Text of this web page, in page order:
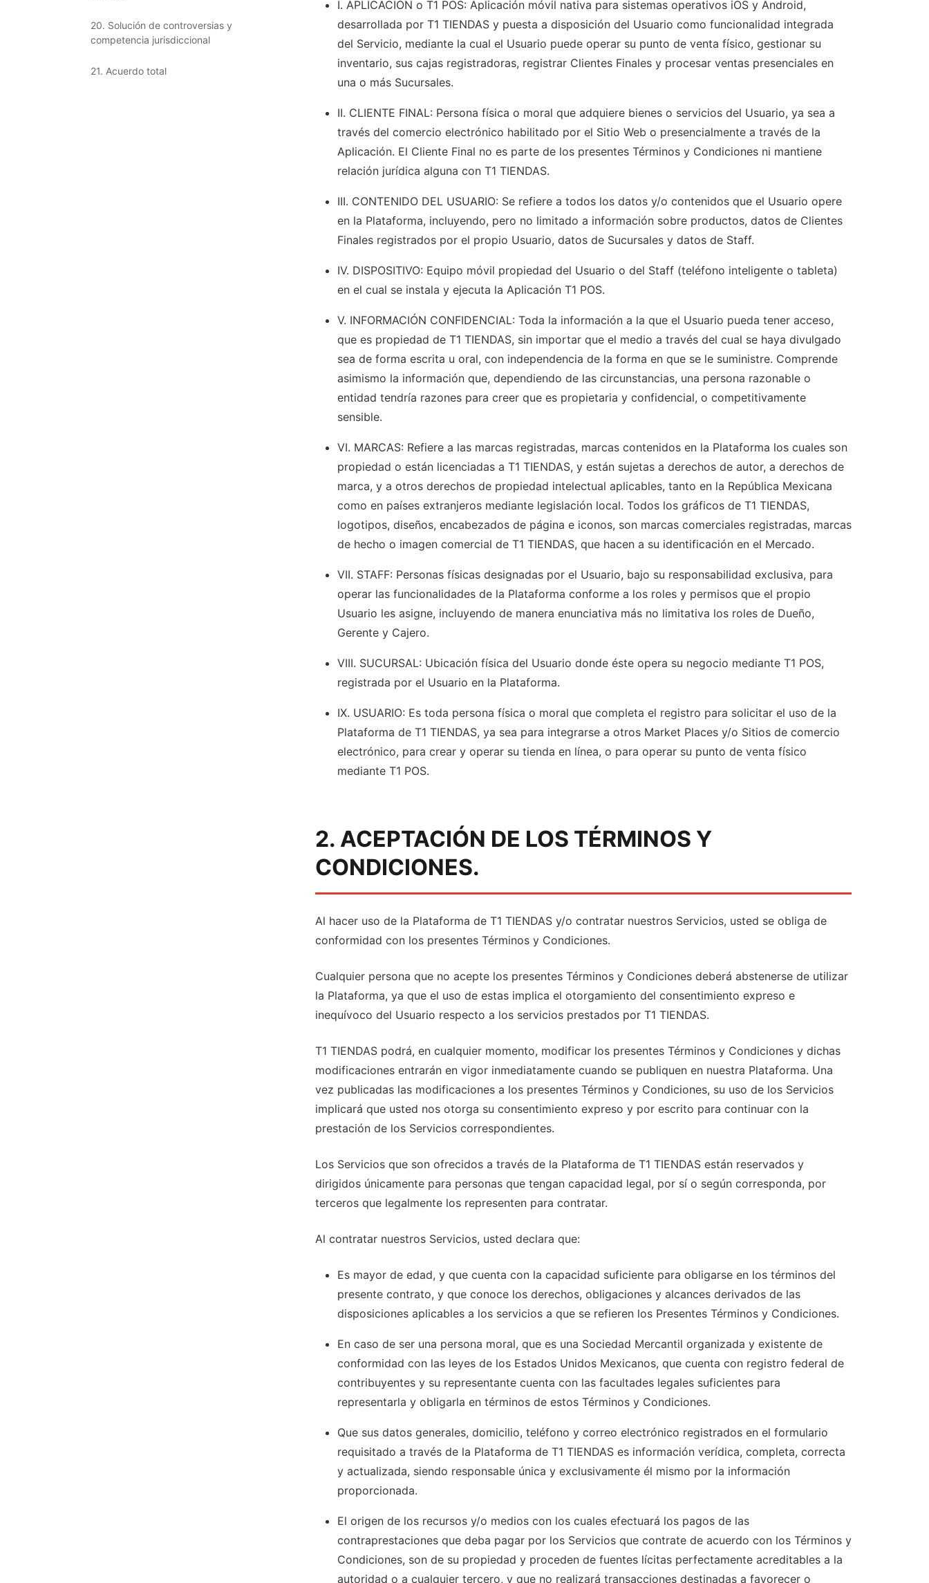
20. Solución de controversias y
competencia jurisdiccional
21. Acuerdo total
I. APLICACIÓN o T1 POS: Aplicación móvil nativa para sistemas operativos iOS y Android,
desarrollada por T1 TIENDAS y puesta a disposición del Usuario como funcionalidad integrada
del Servicio, mediante la cual el Usuario puede operar su punto de venta físico, gestionar su
inventario, sus cajas registradoras, registrar Clientes Finales y procesar ventas presenciales en
una o más Sucursales.
II. CLIENTE FINAL: Persona física o moral que adquiere bienes o servicios del Usuario, ya sea a
través del comercio electrónico habilitado por el Sitio Web o presencialmente a través de la
Aplicación. El Cliente Final no es parte de los presentes Términos y Condiciones ni mantiene
relación jurídica alguna con T1 TIENDAS.
III. CONTENIDO DEL USUARIO: Se refiere a todos los datos y/o contenidos que el Usuario opere
en la Plataforma, incluyendo, pero no limitado a información sobre productos, datos de Clientes
Finales registrados por el propio Usuario, datos de Sucursales y datos de Staff.
IV. DISPOSITIVO: Equipo móvil propiedad del Usuario o del Staff (teléfono inteligente o tableta)
en el cual se instala y ejecuta la Aplicación T1 POS.
V. INFORMACIÓN CONFIDENCIAL: Toda la información a la que el Usuario pueda tener acceso,
que es propiedad de T1 TIENDAS, sin importar que el medio a través del cual se haya divulgado
sea de forma escrita u oral, con independencia de la forma en que se le suministre. Comprende
asimismo la información que, dependiendo de las circunstancias, una persona razonable o
entidad tendría razones para creer que es propietaria y confidencial, o competitivamente
sensible.
VI. MARCAS: Refiere a las marcas registradas, marcas contenidos en la Plataforma los cuales son
propiedad o están licenciadas a T1 TIENDAS, y están sujetas a derechos de autor, a derechos de
marca, y a otros derechos de propiedad intelectual aplicables, tanto en la República Mexicana
como en países extranjeros mediante legislación local. Todos los gráficos de T1 TIENDAS,
logotipos, diseños, encabezados de página e iconos, son marcas comerciales registradas, marcas
de hecho o imagen comercial de T1 TIENDAS, que hacen a su identificación en el Mercado.
VII. STAFF: Personas físicas designadas por el Usuario, bajo su responsabilidad exclusiva, para
operar las funcionalidades de la Plataforma conforme a los roles y permisos que el propio
Usuario les asigne, incluyendo de manera enunciativa más no limitativa los roles de Dueño,
Gerente y Cajero.
VIII. SUCURSAL: Ubicación física del Usuario donde éste opera su negocio mediante T1 POS,
registrada por el Usuario en la Plataforma.
IX. USUARIO: Es toda persona física o moral que completa el registro para solicitar el uso de la
Plataforma de T1 TIENDAS, ya sea para integrarse a otros Market Places y/o Sitios de comercio
electrónico, para crear y operar su tienda en línea, o para operar su punto de venta físico
mediante T1 POS.
2. ACEPTACIÓN DE LOS TÉRMINOS Y
CONDICIONES.
Al hacer uso de la Plataforma de T1 TIENDAS y/o contratar nuestros Servicios, usted se obliga de
conformidad con los presentes Términos y Condiciones.
Cualquier persona que no acepte los presentes Términos y Condiciones deberá abstenerse de utilizar
la Plataforma, ya que el uso de estas implica el otorgamiento del consentimiento expreso e
inequívoco del Usuario respecto a los servicios prestados por T1 TIENDAS.
T1 TIENDAS podrá, en cualquier momento, modificar los presentes Términos y Condiciones y dichas
modificaciones entrarán en vigor inmediatamente cuando se publiquen en nuestra Plataforma. Una
vez publicadas las modificaciones a los presentes Términos y Condiciones, su uso de los Servicios
implicará que usted nos otorga su consentimiento expreso y por escrito para continuar con la
prestación de los Servicios correspondientes.
Los Servicios que son ofrecidos a través de la Plataforma de T1 TIENDAS están reservados y
dirigidos únicamente para personas que tengan capacidad legal, por sí o según corresponda, por
terceros que legalmente los representen para contratar.
Al contratar nuestros Servicios, usted declara que:
Es mayor de edad, y que cuenta con la capacidad suficiente para obligarse en los términos del
presente contrato, y que conoce los derechos, obligaciones y alcances derivados de las
disposiciones aplicables a los servicios a que se refieren los Presentes Términos y Condiciones.
En caso de ser una persona moral, que es una Sociedad Mercantil organizada y existente de
conformidad con las leyes de los Estados Unidos Mexicanos, que cuenta con registro federal de
contribuyentes y su representante cuenta con las facultades legales suficientes para
representarla y obligarla en términos de estos Términos y Condiciones.
Que sus datos generales, domicilio, teléfono y correo electrónico registrados en el formulario
requisitado a través de la Plataforma de T1 TIENDAS es información verídica, completa, correcta
y actualizada, siendo responsable única y exclusivamente él mismo por la información
proporcionada.
El origen de los recursos y/o medios con los cuales efectuará los pagos de las
contraprestaciones que deba pagar por los Servicios que contrate de acuerdo con los Términos y
Condiciones, son de su propiedad y proceden de fuentes lícitas perfectamente acreditables a la
autoridad o a cualquier tercero, y que no realizará transacciones destinadas a favorecer o